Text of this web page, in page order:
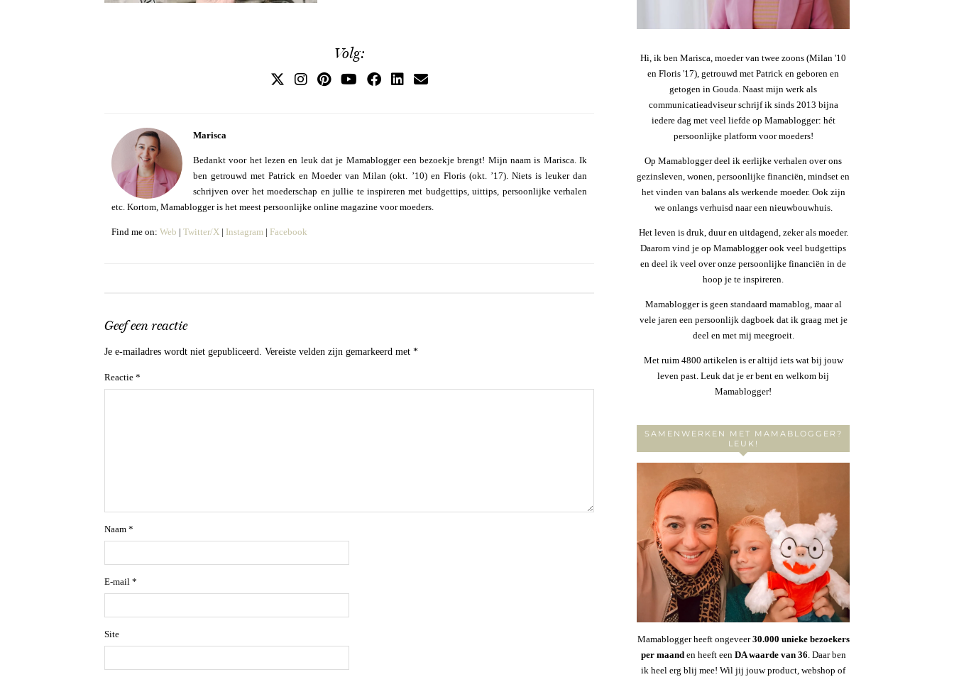
Volg:
Marisca
Bedankt voor het lezen en leuk dat je Mamablogger een bezoekje brengt! Mijn naam is Marisca. Ik
ben getrouwd met Patrick en Moeder van Milan (okt. ’10) en Floris (okt. ’17). Niets is leuker dan
schrijven over het moederschap en jullie te inspireren met budgettips, uittips, persoonlijke verhalen
etc. Kortom, Mamablogger is het meest persoonlijke online magazine voor moeders.
Find me on: Web | Twitter/X | Instagram | Facebook
Geef een reactie
Je e-mailadres wordt niet gepubliceerd. Vereiste velden zijn gemarkeerd met *
Reactie *
Naam *
E-mail *
Site
Hi, ik ben Marisca, moeder van twee zoons (Milan '10
en Floris '17), getrouwd met Patrick en geboren en
getogen in Gouda. Naast mijn werk als
communicatieadviseur schrijf ik sinds 2013 bijna
iedere dag met veel liefde op Mamablogger: hét
persoonlijke platform voor moeders!
Op Mamablogger deel ik eerlijke verhalen over ons
gezinsleven, wonen, persoonlijke financiën, mindset en
het vinden van balans als werkende moeder. Ook zijn
we onlangs verhuisd naar een nieuwbouwhuis.
Het leven is druk, duur en uitdagend, zeker als moeder.
Daarom vind je op Mamablogger ook veel budgettips
en deel ik veel over onze persoonlijke financiën in de
hoop je te inspireren.
Mamablogger is geen standaard mamablog, maar al
vele jaren een persoonlijk dagboek dat ik graag met je
deel en met mij meegroeit.
Met ruim 4800 artikelen is er altijd iets wat bij jouw
leven past. Leuk dat je er bent en welkom bij
Mamablogger!
SAMENWERKEN MET MAMABLOGGER?
LEUK!
Mamablogger heeft ongeveer30.000 unieke bezoekers
per maanden heeft een DA waarde van 36. Daar ben
ik heel erg blij mee! Wil jij jouw product, webshop of